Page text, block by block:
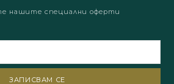
нашите специални оферти